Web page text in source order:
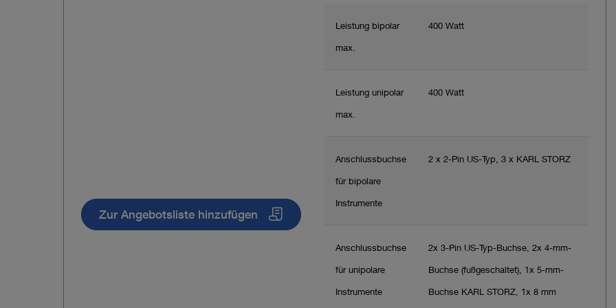
Leistung bipolar
max.
400 Watt
Leistung unipolar
max.
400 Watt
Anschlussbuchse
für bipolare
Instrumente
2 x 2-Pin US-Typ, 3 x KARL STORZ
Anschlussbuchse
für unipolare
Instrumente
2x 3-Pin US-Typ-Buchse, 2x 4-mm-
Buchse (fußgeschaltet), 1x 5-mm-
Buchse KARL STORZ, 1x 8 mm
Zur Angebotsliste hinzufügen